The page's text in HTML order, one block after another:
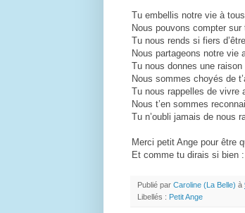
Tu embellis notre vie à
Nous pouvons compter sur
Tu nous rends si fiers
Nous partageons notre vie
Tu nous donnes une
Nous sommes choyés de
Tu nous rappelles de vivre
Nous t’en sommes
Tu n’oubli jamais de nous
Merci petit Ange pour être
Et comme tu dirais si bien
Publié par Caroline (La Belle) à
Libellés : Petit Ange